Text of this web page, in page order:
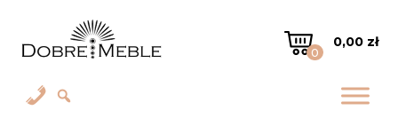
0
0,00 zł